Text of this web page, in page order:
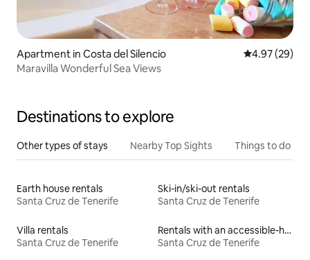
Apartment in Costa del Silencio 4.97 out of 5
4.97 (29)
Maravilla Wonderful Sea Views
Destinations to explore
Other types of stays Nearby Top Sights Things to do
Earth house rentals
Santa Cruz de Tenerife
Ski-in/ski-out rentals
Santa Cruz de Tenerife
Villa rentals
Santa Cruz de Tenerife
Rentals with an accessible-height bed
Santa Cruz de Tenerife